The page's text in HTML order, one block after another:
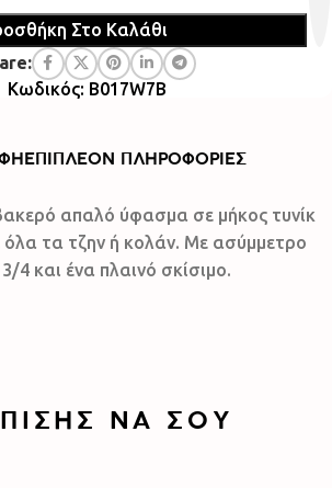
Στο Καλάθι
Κωδικός: B017W7B
ΕΠΙΠΛΈΟΝ ΠΛΗΡΟΦΟΡΊΕΣ
απαλό ύφασμα σε μήκος τυνίκ
όλα τα τζην ή κολάν. Με ασύμμετρο
4 και ένα πλαινό σκίσιμο.
ΝΑ ΣΟΥ